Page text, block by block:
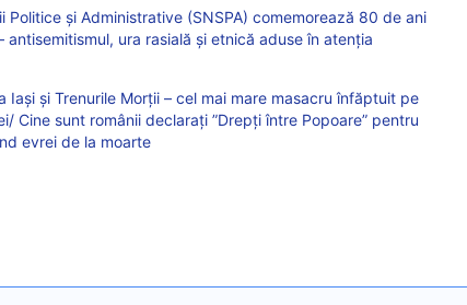
Politice și Administrative (SNSPA) comemorează 80 de ani
antisemitismul, ura rasială și etnică aduse în atenția
Iași și Trenurile Morții – cel mai mare masacru înfăptuit pe
Cine sunt românii declarați ”Drepți între Popoare” pentru
evrei de la moarte